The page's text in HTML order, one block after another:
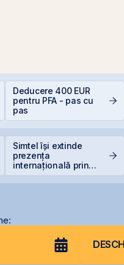
Deducere 400 EUR
pentru PFA - pas cu
pas
Simtel își extinde
prezența
internațională prin